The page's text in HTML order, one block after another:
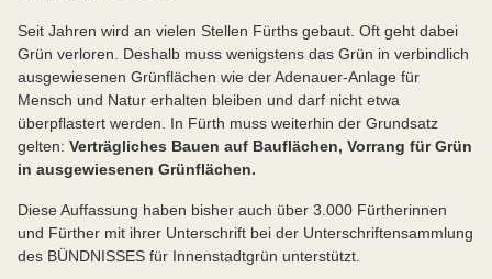
Seit Jahren wird an vielen Stellen Fürths gebaut. Oft geht dabei
Grün verloren. Deshalb muss wenigstens das Grün in verbindlich
ausgewiesenen Grünflächen wie der Adenauer-Anlage für
Mensch und Natur erhalten bleiben und darf nicht etwa
überpflastert werden. In Fürth muss weiterhin der Grundsatz
gelten: Verträgliches Bauen auf Bauflächen, Vorrang für Grün
in ausgewiesenen Grünflächen.
Diese Auffassung haben bisher auch über 3.000 Fürtherinnen
und Fürther mit ihrer Unterschrift bei der Unterschriftensammlung
des BÜNDNISSES für Innenstadtgrün unterstützt.